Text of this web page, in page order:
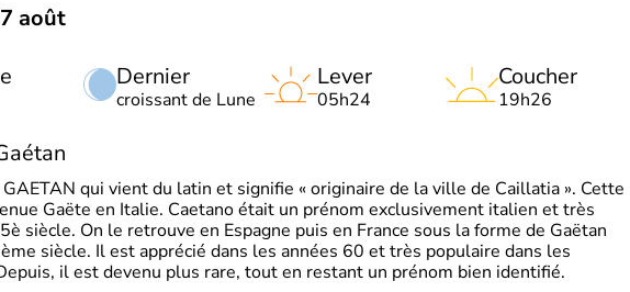
août
Dernier
croissant de Lune
Lever
05h24
Coucher
19h26
qui vient du latin et signifie « originaire de la ville de Caillatia ». Cette
Gaëte en Italie. Caetano était un prénom exclusivement italien et très
siècle. On le retrouve en Espagne puis en France sous la forme de Gaëtan
siècle. Il est apprécié dans les années 60 et très populaire dans les
il est devenu plus rare, tout en restant un prénom bien identifié.